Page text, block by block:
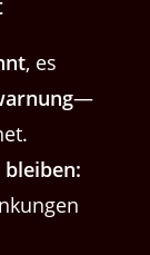
, es
—